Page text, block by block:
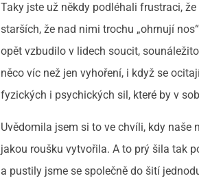
Taky jste už někdy podléhali frustraci,
starších, že nad nimi trochu „ohrnují
opět vzbudilo v lidech soucit,
něco víc než jen vyhoření, i když se
fyzických i psychických sil, které by v
Uvědomila jsem si to ve chvíli, kdy
jakou roušku vytvořila. A to prý šila tak
a pustily jsme se společně do šití